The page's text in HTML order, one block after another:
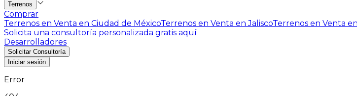
Terrenos
Comprar
Terrenos en Venta en Ciudad de MéxicoTerrenos en Venta en JaliscoTerrenos en Venta
Solicita una consultoría personalizada gratis aquí
Desarrolladores
Solicitar Consultoría
Iniciar sesión
Error